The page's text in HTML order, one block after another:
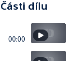
Části dílu
00:00